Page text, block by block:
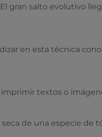
gran salto evolutivo
en esta técnica
textos o
de una especie